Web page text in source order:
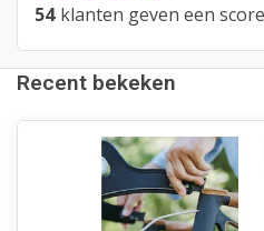
54 klanten geven een
Recent bekeken